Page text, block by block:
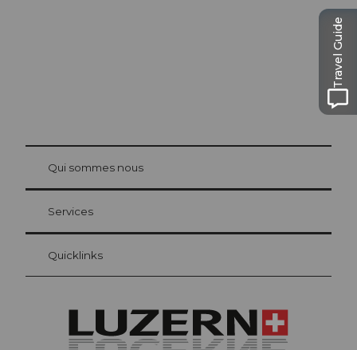
Carte d’hôte Lucerne
Vos avantages en tant qu'hôte pour la nuit
at Bre
Qui sommes nous
Services
Quicklinks
Travel Guide